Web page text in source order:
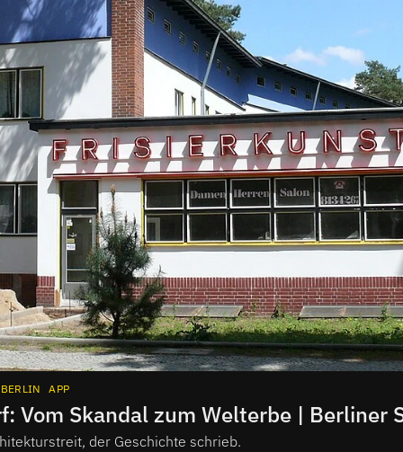
BERLIN APP
Vom Skandal zum Welterbe | Berliner
der Geschichte schrieb.